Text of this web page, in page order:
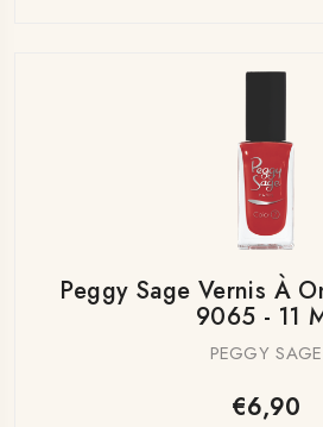
Peggy Sage Vernis À
9065 - 11
PEGGY SAGE
€6,90